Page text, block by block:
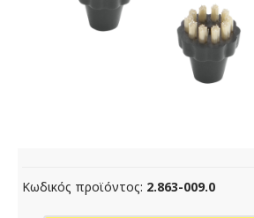
Κωδικός προϊόντος: 2.863-009.0